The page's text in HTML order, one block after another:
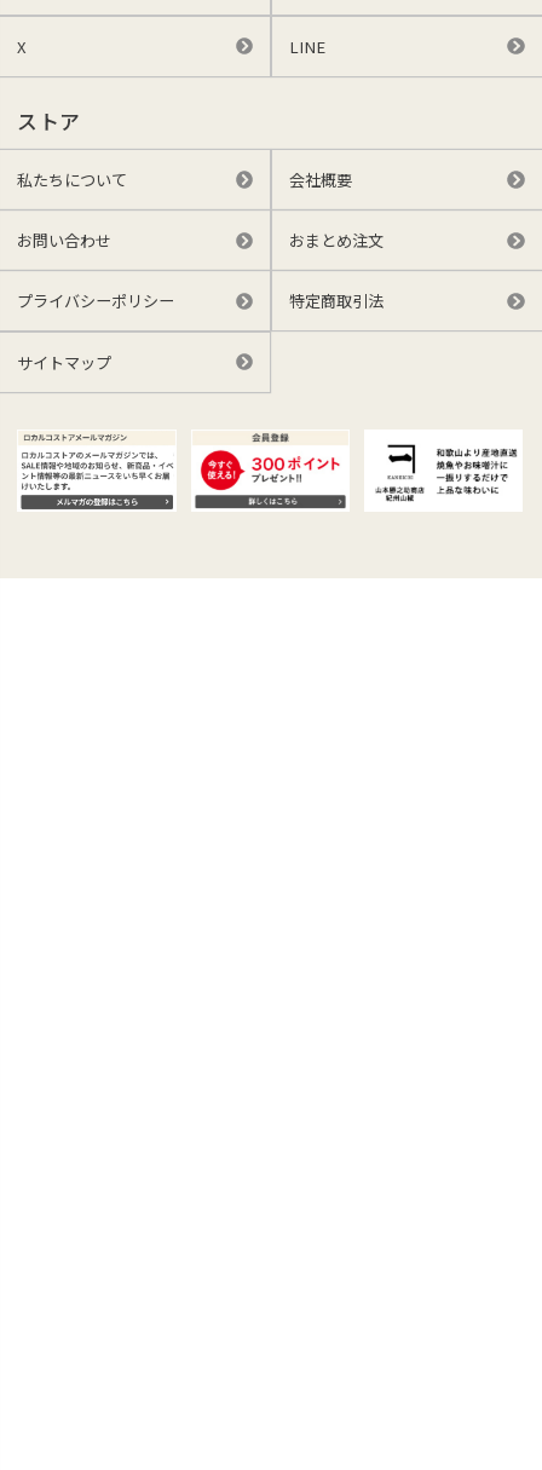
X LINE
ストア
私たちについて 会社概要
お問い合わせ おまとめ注文
プライバシーポリシー 特定商取引法
サイトマップ